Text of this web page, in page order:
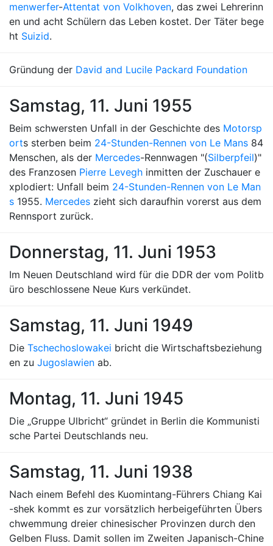
menwerfer-Attentat von Volkhoven, das zwei Lehrerinn
en und acht Schülern das Leben kostet. Der Täter bege
ht Suizid.
Gründung der David and Lucile Packard Foundation
Samstag, 11. Juni 1955
Beim schwersten Unfall in der Geschichte des Motorsp
orts sterben beim 24-Stunden-Rennen von Le Mans 84
Menschen, als der Mercedes-Rennwagen "(Silberpfeil)"
des Franzosen Pierre Levegh inmitten der Zuschauer e
xplodiert: Unfall beim 24-Stunden-Rennen von Le Man
s 1955. Mercedes zieht sich daraufhin vorerst aus dem
Rennsport zurück.
Donnerstag, 11. Juni 1953
Im Neuen Deutschland wird für die DDR der vom Politb
üro beschlossene Neue Kurs verkündet.
Samstag, 11. Juni 1949
Die Tschechoslowakei bricht die Wirtschaftsbeziehung
en zu Jugoslawien ab.
Montag, 11. Juni 1945
Die „Gruppe Ulbricht“ gründet in Berlin die Kommunisti
sche Partei Deutschlands neu.
Samstag, 11. Juni 1938
Nach einem Befehl des Kuomintang-Führers Chiang Kai
-shek kommt es zur vorsätzlich herbeigeführten Übers
chwemmung dreier chinesischer Provinzen durch den
Gelben Fluss. Damit sollen im Zweiten Japanisch-Chine